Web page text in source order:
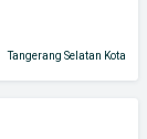
Tangerang Selatan Kota